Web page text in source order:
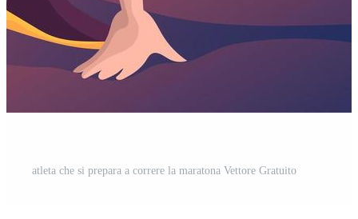
atleta che si prepara a correre la maratona Vettore Gratuito